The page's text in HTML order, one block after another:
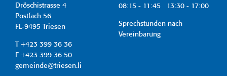
Dröschistrasse 4
Postfach 56
FL-9495 Triesen
T +423 399 36 36
F +423 399 36 50
gemeinde@triesen.li
08:15 - 11:45 13:30 - 17:00
Sprechstunden nach
Vereinbarung